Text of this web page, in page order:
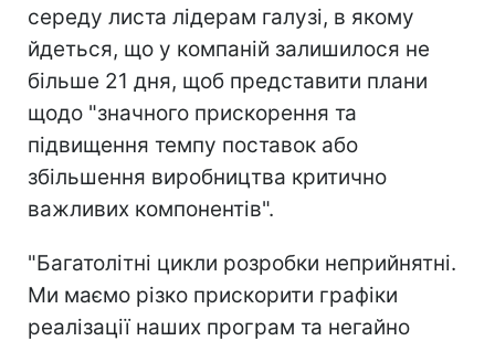
середу листа лідерам галузі, в якому
йдеться, що у компаній залишилося не
більше 21 дня, щоб представити плани
щодо "значного прискорення та
підвищення темпу поставок або
збільшення виробництва критично
важливих компонентів".
"Багатолітні цикли розробки неприйнятні.
Ми маємо різко прискорити графіки
реалізації наших програм та негайно